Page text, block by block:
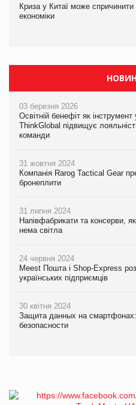
Криза у Китаї може спричинити
економіки
Kraft Heinz скоротила збиток у
Kraft Heinz скоротила збиток у
03 березня 2026
Освітній бенефіт як
ThinkGlobal підвищує
команди
31 жовтня 2024
Компанія Rarog Tactical Gear
бронеплити
31 липня 2024
Напівфабрикати та консерви,
нема світла
24 червня 2024
Meest Пошта і Shop-Express
українських підприємців
30 квітня 2024
Защита данных на
безопасности